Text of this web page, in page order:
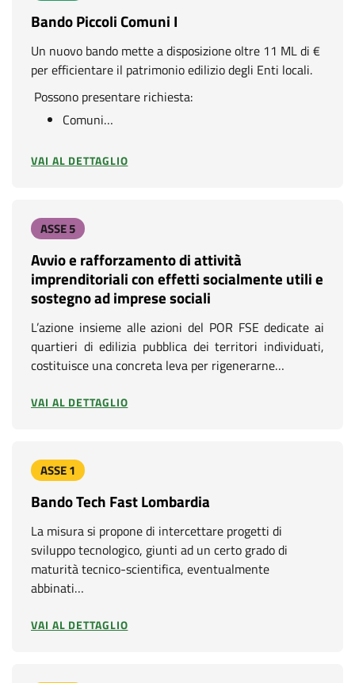
Bando Piccoli Comuni I
Un nuovo bando mette a disposizione oltre 11 ML di €
per efficientare il patrimonio edilizio degli Enti locali.
Possono presentare richiesta:
Comuni…
VAI AL DETTAGLIO
ASSE 5
Avvio e rafforzamento di attività
imprenditoriali con effetti socialmente utili e
sostegno ad imprese sociali
L’azione insieme alle azioni del POR FSE dedicate ai
quartieri di edilizia pubblica dei territori individuati,
costituisce una concreta leva per rigenerarne…
VAI AL DETTAGLIO
ASSE 1
Bando Tech Fast Lombardia
La misura si propone di intercettare progetti di
sviluppo tecnologico, giunti ad un certo grado di
maturità tecnico-scientifica, eventualmente
abbinati…
VAI AL DETTAGLIO